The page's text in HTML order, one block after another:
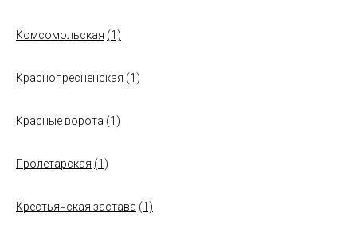
Комсомольская (1)
Краснопресненская (1)
Красные ворота (1)
Пролетарская (1)
Крестьянская застава (1)